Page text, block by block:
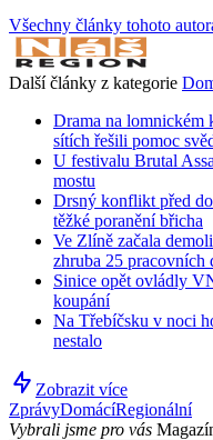
Všechny články tohoto
Další články z kategorie
Drama na lomnickém
sítích řešili pomoc
U festivalu Brutal
mostu
Drsný konflikt před
těžké poranění břicha
Ve Zlíně začala
zhruba 25 pracovních
Sinice opět ovládly
koupání
Na Třebíčsku v noci
nestalo
Zobrazit více
ZprávyDomácíRegionální
Vybrali jsme pro vás